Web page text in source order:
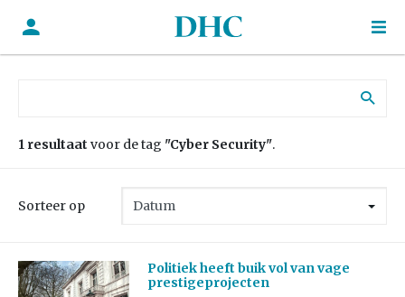
1 resultaat voor de tag "Cyber Security".
Sorteer op
Politiek heeft buik vol van vage
prestigeprojecten